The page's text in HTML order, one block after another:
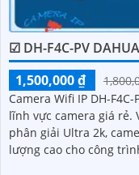
☑ DH-F4C-PV
1,500,000 ₫
Camera Wifi IP DH-
lĩnh vực camera giá rẻ. Với chất lượng hình ảnh sắc nét và độ
phân giải Ultra 2k,
lượng cao cho công